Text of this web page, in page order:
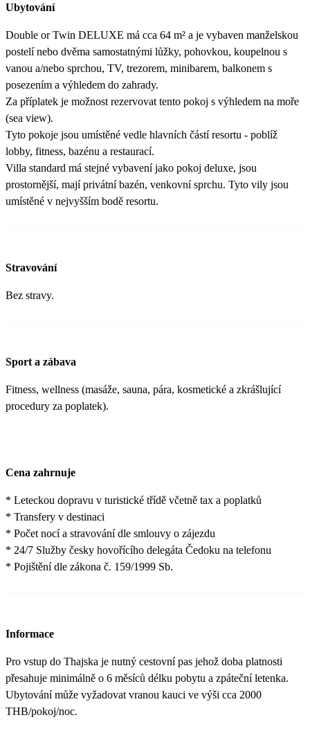
Ubytování
Double or Twin DELUXE má cca 64 m² a je vybaven manželskou
postelí nebo dvěma samostatnými lůžky, pohovkou, koupelnou s
vanou a/nebo sprchou, TV, trezorem, minibarem, balkonem s
posezením a výhledem do zahrady.
Za příplatek je možnost rezervovat tento pokoj s výhledem na moře
(sea view).
Tyto pokoje jsou umístěné vedle hlavních částí resortu - poblíž
lobby, fitness, bazénu a restaurací.
Villa standard má stejné vybavení jako pokoj deluxe, jsou
prostornější, mají privátní bazén, venkovní sprchu. Tyto vily jsou
umístěné v nejvyšším bodě resortu.
Stravování
Bez stravy.
Sport a zábava
Fitness, wellness (masáže, sauna, pára, kosmetické a zkrášlující
procedury za poplatek).
Cena zahrnuje
* Leteckou dopravu v turistické třídě včetně tax a poplatků
* Transfery v destinaci
* Počet nocí a stravování dle smlouvy o zájezdu
* 24/7 Služby česky hovořícího delegáta Čedoku na telefonu
* Pojištění dle zákona č. 159/1999 Sb.
Informace
Pro vstup do Thajska je nutný cestovní pas jehož doba platnosti
přesahuje minimálně o 6 měsíců délku pobytu a zpáteční letenka.
Ubytování může vyžadovat vranou kauci ve výši cca 2000
THB/pokoj/noc.